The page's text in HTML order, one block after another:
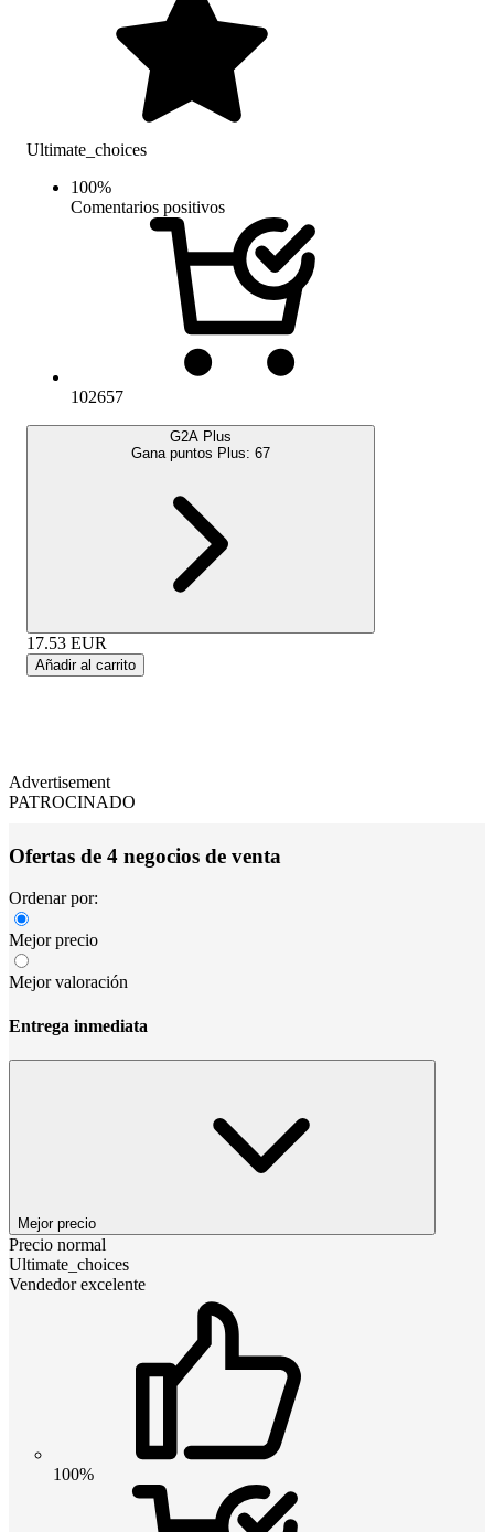
Ultimate_choices
100%
Comentarios positivos
102657
G2A Plus
Gana puntos Plus: 67
17.53 EUR
Añadir al carrito
Advertisement
PATROCINADO
Ofertas de 4 negocios de venta
Ordenar por:
Mejor precio
Mejor valoración
Entrega inmediata
Mejor precio
Precio normal
Ultimate_choices
Vendedor excelente
100%